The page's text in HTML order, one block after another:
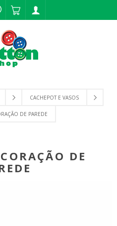
CACHEPOT E VASOS
DE PAREDE
DE